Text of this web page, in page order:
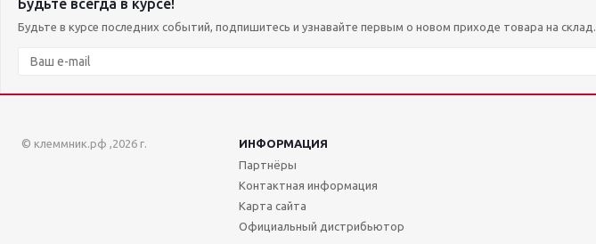
Будьте всегда в курсе!
Будьте в курсе последних событий, подпишитесь и узнавайте первым о новом приходе товара на склад.
© клеммник.рф ,2026 г.
ИНФОРМАЦИЯ
Партнёры
Контактная информация
Карта сайта
Официальный дистрибьютор